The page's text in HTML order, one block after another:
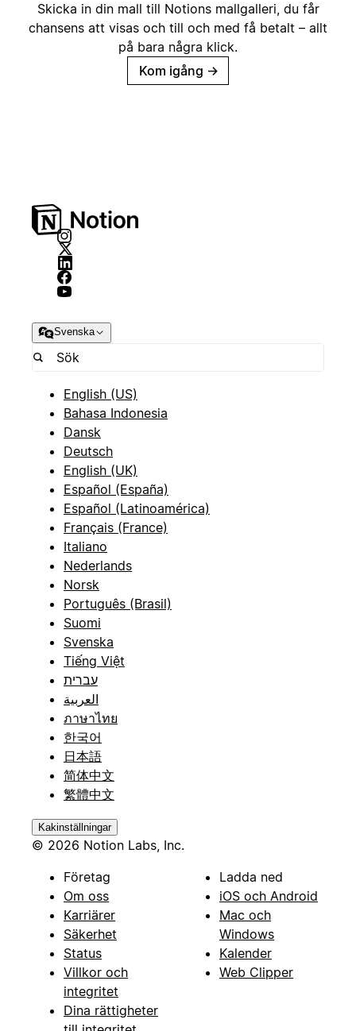
Skicka in din mall till Notions mallgalleri, du får
chansens att visas och till och med få betalt – allt
på bara några klick.
Kom igång →
Svenska
English (US)
Bahasa Indonesia
Dansk
Deutsch
English (UK)
Español (España)
Español (Latinoamérica)
Français (France)
Italiano
Nederlands
Norsk
Português (Brasil)
Suomi
Svenska
Tiếng Việt
עברית
العربية
ภาษาไทย
한국어
日本語
简体中文
繁體中文
Kakinställningar
© 2026 Notion Labs, Inc.
Företag
Om oss
Karriärer
Säkerhet
Status
Villkor och
integritet
Dina rättigheter
Ladda ned
iOS och Android
Mac och
Windows
Kalender
Web Clipper